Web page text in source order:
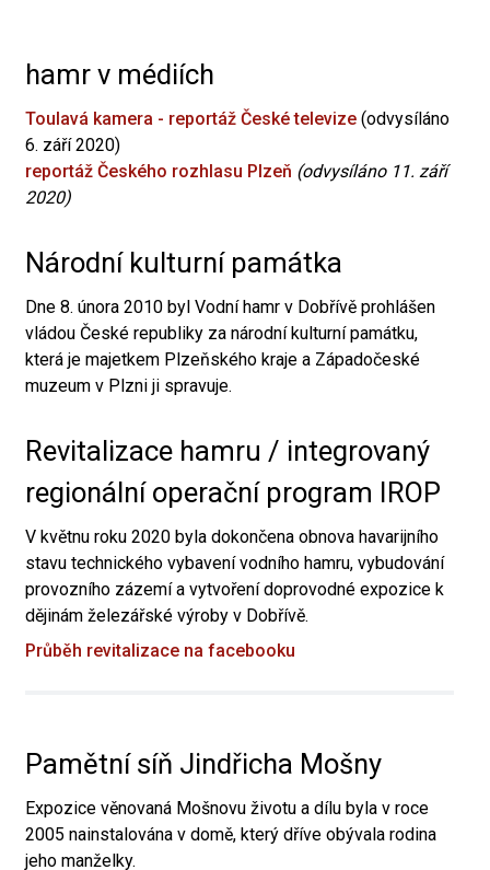
hamr v médiích
Toulavá kamera - reportáž České televize (odvysíláno
6. září 2020)
reportáž Českého rozhlasu Plzeň (odvysíláno 11. září
2020)
Národní kulturní památka
Dne 8. února 2010 byl Vodní hamr v Dobřívě prohlášen
vládou České republiky za národní kulturní památku,
která je majetkem Plzeňského kraje a Západočeské
muzeum v Plzni ji spravuje.
Revitalizace hamru / integrovaný
regionální operační program IROP
V květnu roku 2020 byla dokončena obnova havarijního
stavu technického vybavení vodního hamru, vybudování
provozního zázemí a vytvoření doprovodné expozice k
dějinám železářské výroby v Dobřívě.
Průběh revitalizace na facebooku
Pamětní síň Jindřicha Mošny
Expozice věnovaná Mošnovu životu a dílu byla v roce
2005 nainstalována v domě, který dříve obývala rodina
jeho manželky.